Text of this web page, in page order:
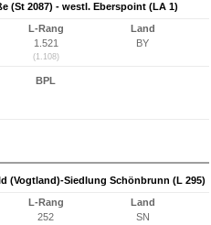
(St 2087) - westl. Eberspoint (LA 1)
L-Rang
1.521
(1.108)
Land
BY
BPL
(Vogtland)-Siedlung Schönbrunn (L 295)
L-Rang
252
Land
SN